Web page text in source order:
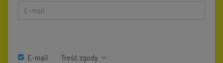
E-mail Treść zgody